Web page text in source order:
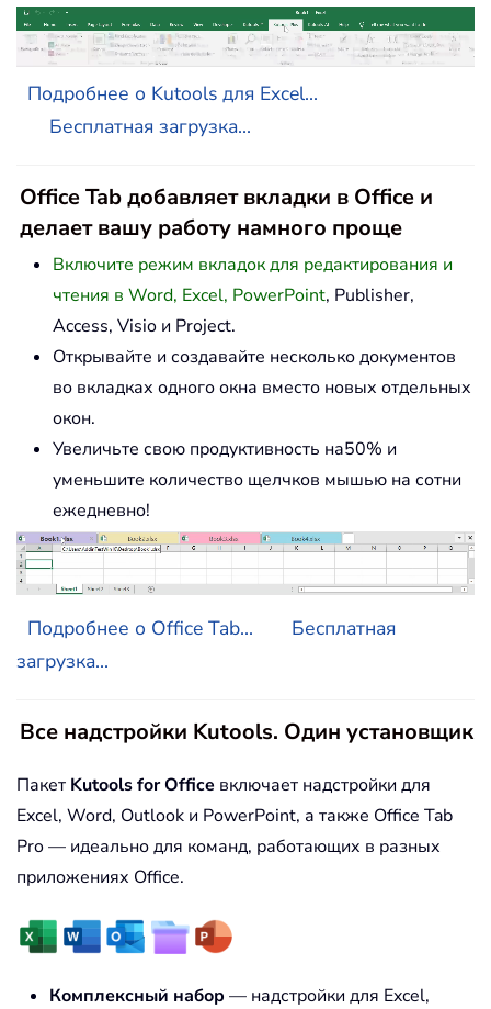
Подробнее о Kutools для Excel...
Бесплатная загрузка...
Office Tab добавляет вкладки в Office и
делает вашу работу намного проще
Включите режим вкладок для редактирования и
чтения в Word, Excel, PowerPoint, Publisher,
Access, Visio и Project.
Открывайте и создавайте несколько документов
во вкладках одного окна вместо новых отдельных
окон.
Увеличьте свою продуктивность на50% и
уменьшите количество щелчков мышью на сотни
ежедневно!
Подробнее о Office Tab...
Бесплатная
загрузка...
Все надстройки Kutools. Один установщик
Пакет Kutools for Office включает надстройки для
Excel, Word, Outlook и PowerPoint, а также Office Tab
Pro — идеально для команд, работающих в разных
приложениях Office.
Комплексный набор — надстройки для Excel,